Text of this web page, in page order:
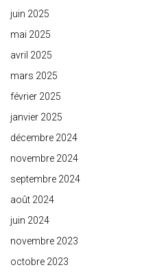
juin 2025
mai 2025
avril 2025
mars 2025
février 2025
janvier 2025
décembre 2024
novembre 2024
septembre 2024
août 2024
juin 2024
novembre 2023
octobre 2023